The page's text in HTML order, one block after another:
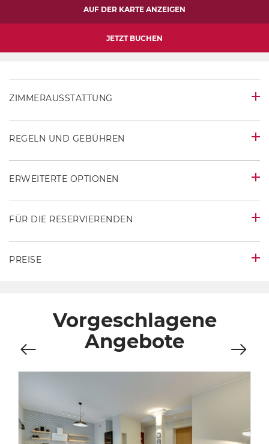
AUF DER KARTE ANZEIGEN
JETZT BUCHEN
ZIMMERAUSSTATTUNG
REGELN UND GEBÜHREN
ERWEITERTE OPTIONEN
FÜR DIE RESERVIERENDEN
PREISE
Vorgeschlagene
Angebote